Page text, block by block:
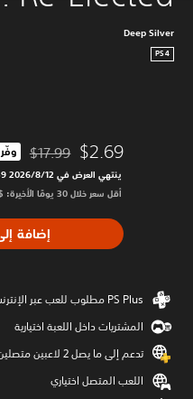
Deep Silver
PS4
$2.69 مخصوم من السعر
$17.99 وفّر
ينتهي العرض في 12‏/8‏/2026 10:59 PM UTC‏
أقل سعر خلال 30 يومًا الأخيرة: $17.99‏
إضافة
المشتريات داخل اللعبة اختيارية
تدعم إلى ما يصل 2 لاعبين متصلين عن طريق PS Plus‏
اللعب المتصل اختياري